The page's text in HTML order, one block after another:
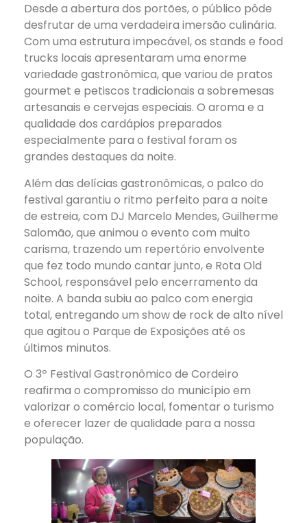
Desde a abertura dos portões, o público pôde
desfrutar de uma verdadeira imersão culinária.
Com uma estrutura impecável, os stands e food
trucks locais apresentaram uma enorme
variedade gastronômica, que variou de pratos
gourmet e petiscos tradicionais a sobremesas
artesanais e cervejas especiais. O aroma e a
qualidade dos cardápios preparados
especialmente para o festival foram os
grandes destaques da noite.
Além das delícias gastronômicas, o palco do
festival garantiu o ritmo perfeito para a noite
de estreia, com DJ Marcelo Mendes, Guilherme
Salomão, que animou o evento com muito
carisma, trazendo um repertório envolvente
que fez todo mundo cantar junto, e Rota Old
School, responsável pelo encerramento da
noite. A banda subiu ao palco com energia
total, entregando um show de rock de alto nível
que agitou o Parque de Exposições até os
últimos minutos.
O 3º Festival Gastronômico de Cordeiro
reafirma o compromisso do município em
valorizar o comércio local, fomentar o turismo
e oferecer lazer de qualidade para a nossa
população.